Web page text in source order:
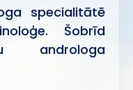
specialitātē
Šobrīd
androloga